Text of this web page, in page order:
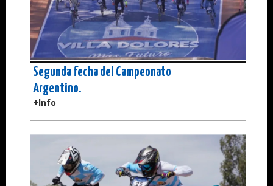
Segunda fecha del Campeonato
Argentino.
+Info